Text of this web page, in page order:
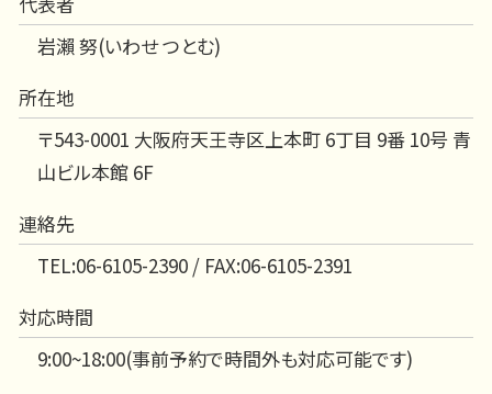
岩瀨 努(いわせ つとむ)
所在地
〒543-0001 大阪府天王寺区上本町 6丁目 9番 10号 青
山ビル本館 6F
連絡先
TEL:06-6105-2390 / FAX:06-6105-2391
対応時間
9:00~18:00(事前予約で時間外も対応可能です)